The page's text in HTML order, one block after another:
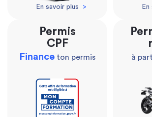
En savoir plus >
Permis
CPF
Finance ton permis à